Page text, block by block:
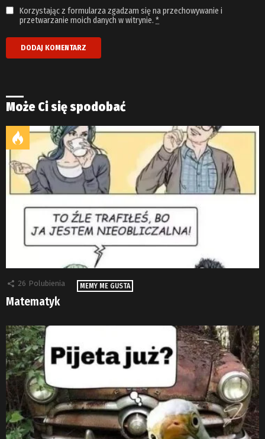
Korzystając z formularza zgadzam się na przechowywanie i
przetwarzanie moich danych w witrynie. *
Może Ci się spodobać
26 Polubienia MEMY ME GUSTA
Matematyk